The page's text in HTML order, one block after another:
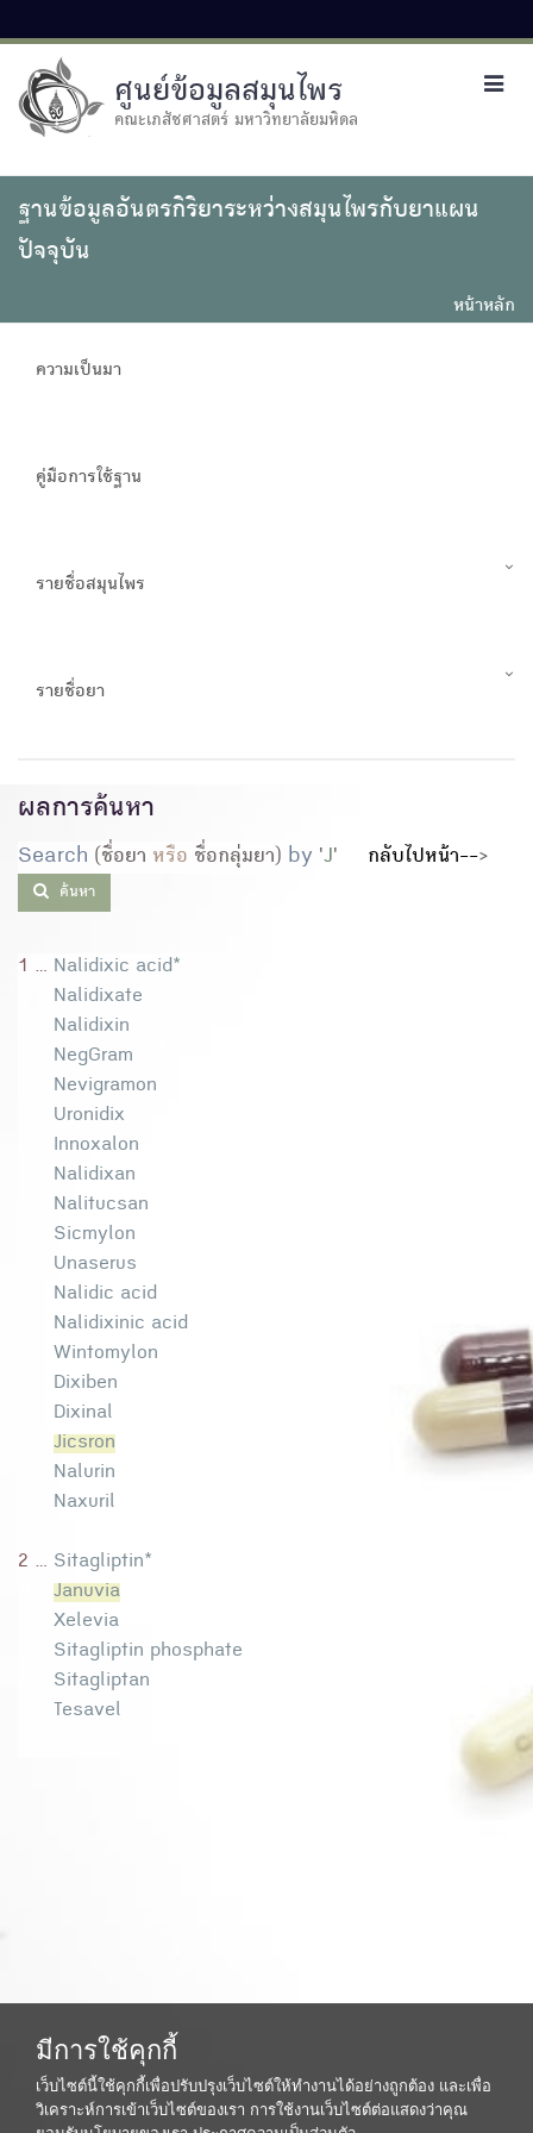
ศูนย์ข้อมูลสมุนไพร
คณะเภสัชศาสตร์ มหาวิทยาลัยมหิดล
ฐานข้อมูลอันตรกิริยาระหว่างสมุนไพรกับยาแผน
ปัจจุบัน
หน้าหลัก
ความเป็นมา
คู่มือการใช้ฐาน
รายชื่อสมุนไพร
รายชื่อยา
ผลการค้นหา
Search (ชื่อยา หรือ ชื่อกลุ่มยา) by 'J' กลับไปหน้า-->
ค้นหา
1 ... Nalidixic acid*
Nalidixate
Nalidixin
NegGram
Nevigramon
Uronidix
Innoxalon
Nalidixan
Nalitucsan
Sicmylon
Unaserus
Nalidic acid
Nalidixinic acid
Wintomylon
Dixiben
Dixinal
Jicsron
Nalurin
Naxuril
2 ... Sitagliptin*
Januvia
Xelevia
Sitagliptin phosphate
Sitagliptan
Tesavel
มีการใช้คุกกี้
เว็บไซต์นี้ใช้คุกกี้เพื่อปรับปรุงเว็บไซต์ให้ทำงานได้อย่างถูกต้อง และเพื่อ
วิเคราะห์การเข้าเว็บไซต์ของเรา การใช้งานเว็บไซต์ต่อแสดงว่าคุณ